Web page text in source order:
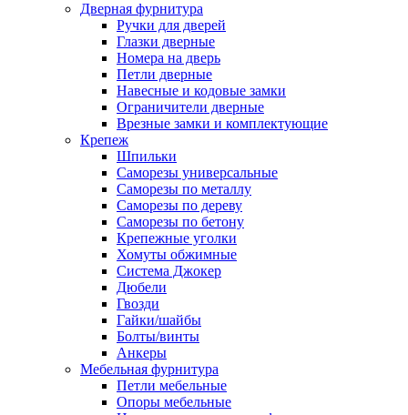
Дверная фурнитура
Ручки для дверей
Глазки дверные
Номера на дверь
Петли дверные
Навесные и кодовые замки
Ограничители дверные
Врезные замки и комплектующие
Крепеж
Шпильки
Саморезы универсальные
Саморезы по металлу
Саморезы по дереву
Саморезы по бетону
Крепежные уголки
Хомуты обжимные
Система Джокер
Дюбели
Гвозди
Гайки/шайбы
Болты/винты
Анкеры
Мебельная фурнитура
Петли мебельные
Опоры мебельные